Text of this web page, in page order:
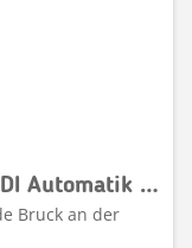
Mercedes-Benz Sprinter 514 CDI Automatik Doppel Kabine Kipper 3,